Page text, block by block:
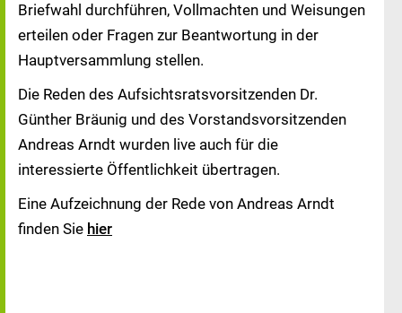
Briefwahl durchführen, Vollmachten und Weisungen
erteilen oder Fragen zur Beantwortung in der
Hauptversammlung stellen.
Die Reden des Aufsichtsratsvorsitzenden Dr.
Günther Bräunig und des Vorstandsvorsitzenden
Andreas Arndt wurden live auch für die
interessierte Öffentlichkeit übertragen.
Eine Aufzeichnung der Rede von Andreas Arndt
finden Sie hier